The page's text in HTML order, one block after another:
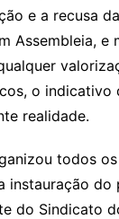
e a recusa
Assembleia, e
o indicativo
realidade.
todos
instauração do
do Sindicato